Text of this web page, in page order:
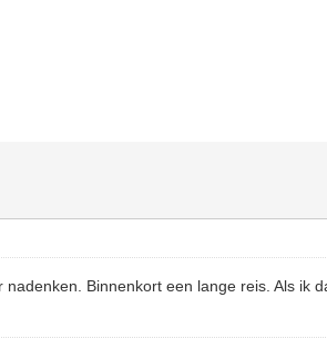
Binnenkort een lange reis. Als ik